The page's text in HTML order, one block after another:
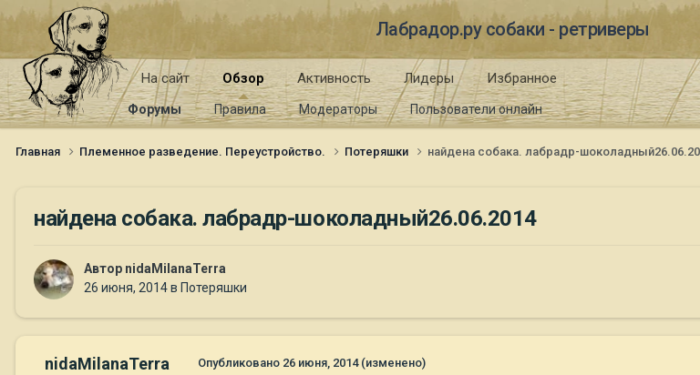
Лабрадор.ру собаки - ретриверы
На сайт Обзор
Форумы Правила Модераторы Пользователи онлайн
Активность Лидеры Избранное
Главная Племенное разведение. Переустройство. Потеряшки найдена собака. лабрадр-
найдена собака. лабрадр-шоколадный26.06.2014
Автор nidaMilanaTerra
26 июня, 2014в Потеряшки
nidaMilanaTerra Опубликовано 26 июня, 2014 (изменено)